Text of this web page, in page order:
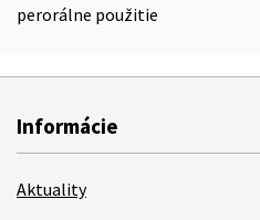
perorálne použitie
Informácie
Aktuality